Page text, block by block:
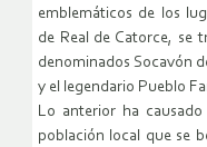
emblemáticos de los
de Real de Catorce, se
denominados Socavón
y el legendario Pueblo
Lo anterior ha
población local que se